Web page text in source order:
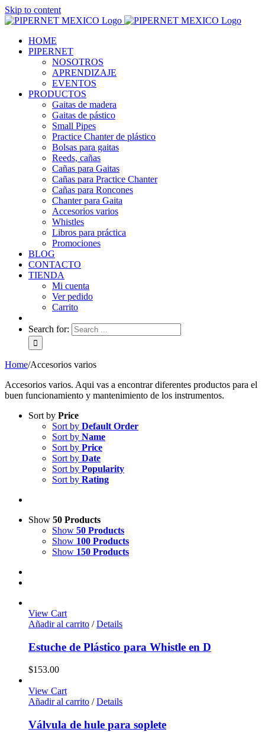
Skip to content
HOME
PIPERNET
NOSOTROS
APRENDIZAJE
EVENTOS
PRODUCTOS
Gaitas de madera
Gaitas de pástico
Small Pipes
Practice Chanter de plástico
Bolsas para gaitas
Reeds, cañas
Cañas para Gaitas
Cañas para Practice Chanter
Cañas para Roncones
Chanter para Gaita
Accesorios varios
Whistles
Libros para práctica
Promociones
BLOG
CONTACTO
TIENDA
Mi cuenta
Ver pedido
Carrito
Search for:
Home/Accesorios varios
Accesorios varios. Aqui vas a encontrar diferentes productos para el
buen funcionamiento y mantenimiento de los instrumentos.
Sort by Price
Sort by Default Order
Sort by Name
Sort by Price
Sort by Date
Sort by Popularity
Sort by Rating
Show 50 Products
Show 50 Products
Show 100 Products
Show 150 Products
View Cart
Añadir al carrito / Details
Estuche de Plástico para Whistle en D
$153.00
View Cart
Añadir al carrito / Details
Válvula de hule para soplete